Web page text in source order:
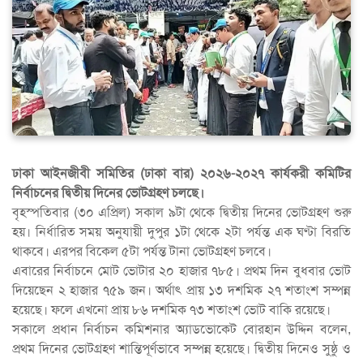
ঢাকা আইনজীবী সমিতির (ঢাকা বার) ২০২৬-২০২৭ কার্যকরী কমিটির
নির্বাচনের দ্বিতীয় দিনের ভোটগ্রহণ চলছে।
বৃহস্পতিবার (৩০ এপ্রিল) সকাল ৯টা থেকে দ্বিতীয় দিনের ভোটগ্রহণ শুরু
হয়। নির্ধারিত সময় অনুযায়ী দুপুর ১টা থেকে ২টা পর্যন্ত এক ঘণ্টা বিরতি
থাকবে। এরপর বিকেল ৫টা পর্যন্ত টানা ভোটগ্রহণ চলবে।
এবারের নির্বাচনে মোট ভোটার ২০ হাজার ৭৮৫। প্রথম দিন বুধবার ভোট
দিয়েছেন ২ হাজার ৭৫৯ জন। অর্থাৎ প্রায় ১৩ দশমিক ২৭ শতাংশ সম্পন্ন
হয়েছে। ফলে এখনো প্রায় ৮৬ দশমিক ৭৩ শতাংশ ভোট বাকি রয়েছে।
সকালে প্রধান নির্বাচন কমিশনার অ্যাডভোকেট বোরহান উদ্দিন বলেন,
প্রথম দিনের ভোটগ্রহণ শান্তিপূর্ণভাবে সম্পন্ন হয়েছে। দ্বিতীয় দিনেও সুষ্ঠু ও